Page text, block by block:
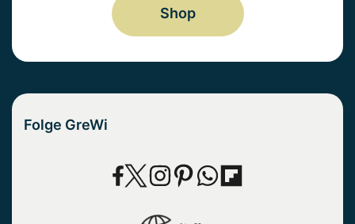
Shop
Folge GreWi